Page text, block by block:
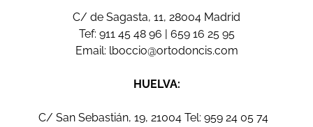
C/ de Sagasta, 11, 28004 Madrid
Tef: 911 45 48 96 | 659 16 25 95
Email: lboccio@ortodoncis.com
HUELVA:
C/ San Sebastián, 19, 21004 Tel: 959 24 05 74